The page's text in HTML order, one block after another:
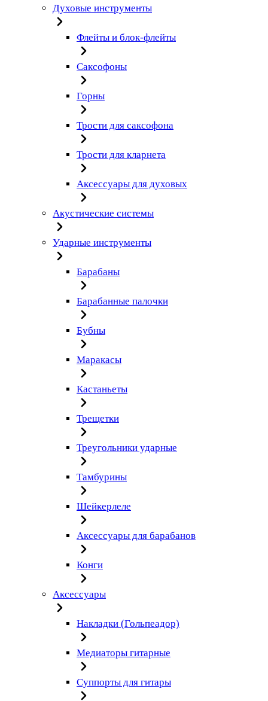
Духовые инструменты
Флейты и блок-флейты
Саксофоны
Горны
Трости для саксофона
Трости для кларнета
Аксессуары для духовых
Акустические системы
Ударные инструменты
Барабаны
Барабанные палочки
Бубны
Маракасы
Кастаньеты
Трещетки
Треугольники ударные
Тамбурины
Шейкерлеле
Аксессуары для барабанов
Конги
Аксессуары
Накладки (Гольпеадор)
Медиаторы гитарные
Суппорты для гитары